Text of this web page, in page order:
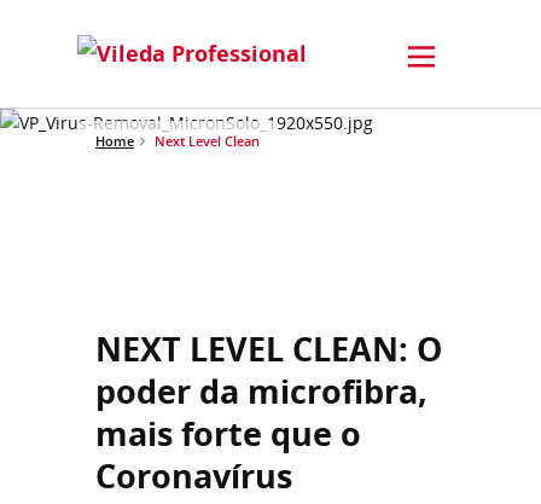
Home Next Level Clean
NEXT LEVEL CLEAN: O
poder da microfibra,
mais forte que o
Coronavírus